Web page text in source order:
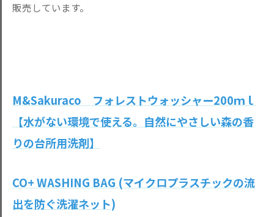
販売しています。
M&Sakuraco フォレストウォッシャー200ｍｌ
【水がない環境で使える。自然にやさしい森の香
りの台所用洗剤】
CO+ WASHING BAG (マイクロプラスチックの流
出を防ぐ洗濯ネット)